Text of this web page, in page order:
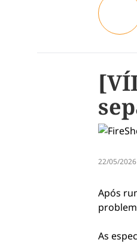
22/05/
Após
As